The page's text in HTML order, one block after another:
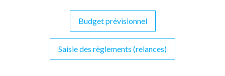
Navigation
l’article
Budget prévisionnel
Saisie des règlements (relances)